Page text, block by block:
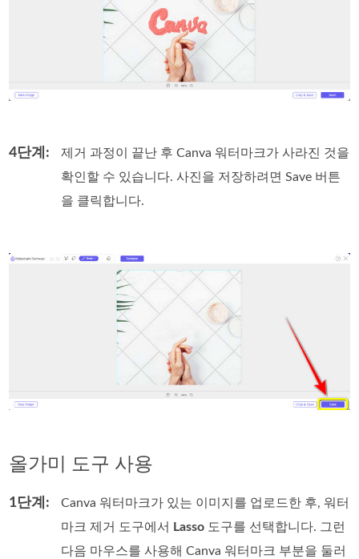
4단계:
제거 과정이 끝난 후 Canva 워터마크가 사라진 것을
확인할 수 있습니다. 사진을 저장하려면 Save 버튼
을 클릭합니다.
올가미 도구 사용
1단계:
Canva 워터마크가 있는 이미지를 업로드한 후, 워터
마크 제거 도구에서
Lasso 도구를 선택합니다. 그런
다음 마우스를 사용해 Canva 워터마크 부분을 둘러